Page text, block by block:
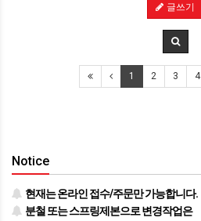
글쓰기
1 2 3 4
Notice
현재는 온라인 접수/주문만 가능합니다.
분철 또는 스프링제본으로 변경작업은